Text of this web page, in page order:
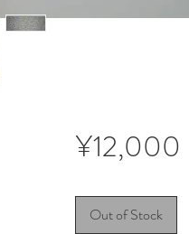
¥12,000
Out of Stock